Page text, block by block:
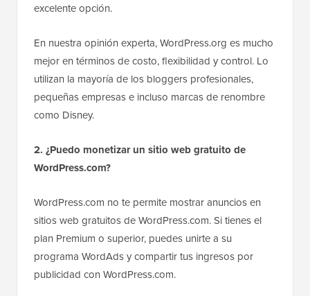
excelente opción.
En nuestra opinión experta, WordPress.org es mucho
mejor en términos de costo, flexibilidad y control. Lo
utilizan la mayoría de los bloggers profesionales,
pequeñas empresas e incluso marcas de renombre
como Disney.
2. ¿Puedo monetizar un sitio web gratuito de
WordPress.com?
WordPress.com no te permite mostrar anuncios en
sitios web gratuitos de WordPress.com. Si tienes el
plan Premium o superior, puedes unirte a su
programa WordAds y compartir tus ingresos por
publicidad con WordPress.com.